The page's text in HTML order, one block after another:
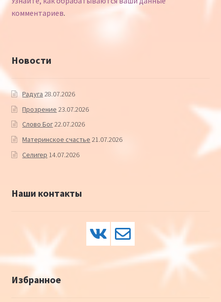
комментариев.
Новости
Радуга 28.07.2026
Прозрение 23.07.2026
Слово Бог22.07.2026
Материнское счастье 21.07.2026
Селигер 14.07.2026
Наши контакты
Избранное